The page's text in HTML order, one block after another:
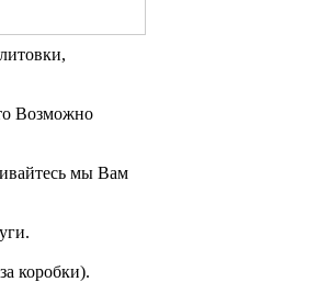
Возможно
мы Вам
коробки).